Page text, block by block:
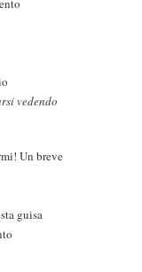
vedendo
breve